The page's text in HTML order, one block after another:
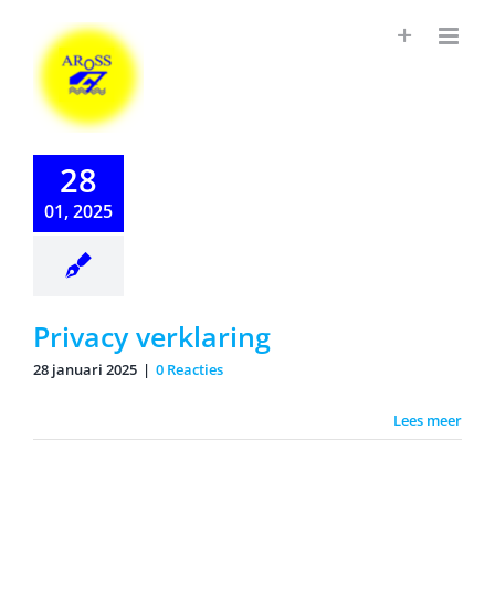
28
01, 2025
Privacy verklaring
28 januari 2025 | 0 Reacties
Lees meer